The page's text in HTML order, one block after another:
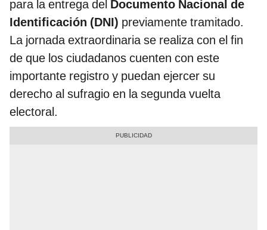
para la entrega del Documento Nacional de
Identificación (DNI) previamente tramitado.
La jornada extraordinaria se realiza con el fin
de que los ciudadanos cuenten con este
importante registro y puedan ejercer su
derecho al sufragio en la segunda vuelta
electoral.